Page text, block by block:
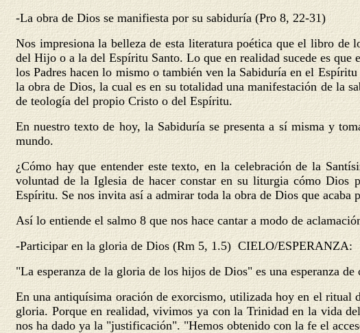
-La obra de Dios se manifiesta por su sabiduría (Pro 8, 22-31)
Nos impresiona la belleza de esta literatura poética que el libro de
del Hijo o a la del Espíritu Santo. Lo que en realidad sucede es
los Padres hacen lo mismo o también ven la Sabiduría en el
la obra de Dios, la cual es en su totalidad una manifestación de la
de teología del propio Cristo o del Espíritu.
En nuestro texto de hoy, la Sabiduría se presenta a sí misma y
mundo.
¿Cómo hay que entender este texto, en la celebración de la
voluntad de la Iglesia de hacer constar en su liturgia cómo
Espíritu. Se nos invita así a admirar toda la obra de Dios que acaba
Así lo entiende el salmo 8 que nos hace cantar a modo de
-Participar en la gloria de Dios (Rm 5, 1.5) CIELO/ESPERANZA:
"La esperanza de la gloria de los hijos de Dios" es una esperanza
En una antiquísima oración de exorcismo, utilizada hoy en el ritual
gloria. Porque en realidad, vivimos ya con la Trinidad en la vida
nos ha dado ya la "justificación". "Hemos obtenido con la fe el